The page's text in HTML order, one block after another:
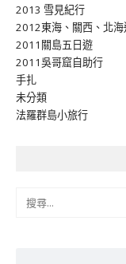
2013 雪見紀行
2012東海、關西、北海
2011關島五日遊
2011吳哥窟自助行
手扎
未分類
法羅群島小旅行